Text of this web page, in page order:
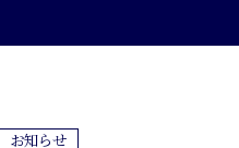
お知らせ